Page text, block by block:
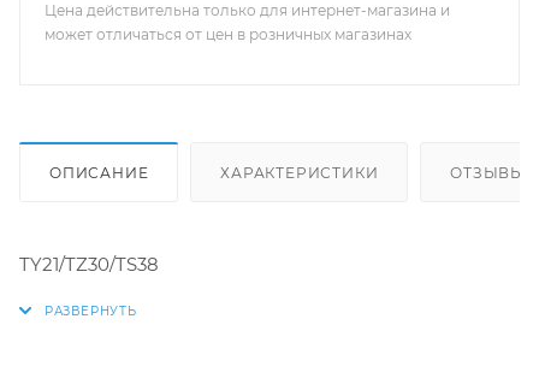
Цена действительна только для интернет-магазина и
может отличаться от цен в розничных магазинах
ОПИСАНИЕ ХАРАКТЕРИСТИКИ ОТЗЫВЫ
TY21/TZ30/TS38